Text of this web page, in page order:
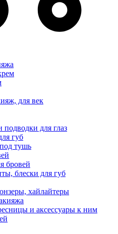
для век
для глаз
губ
тушь
бровей
блески для губ
хайлайтеры
и аксессуары к ним